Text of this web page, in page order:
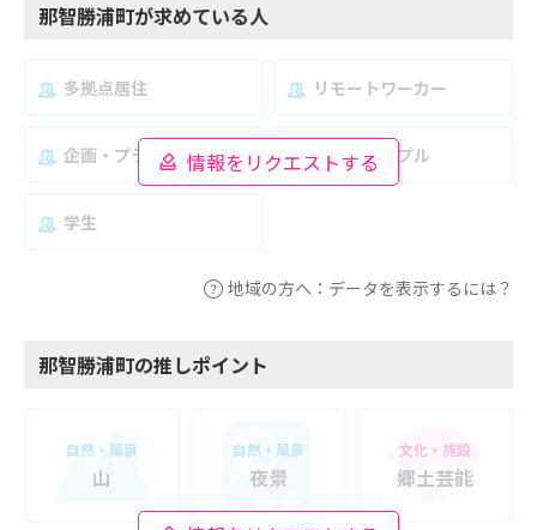
那智勝浦町が求めている人
情報をリクエストする
多拠点居住 リモートワーカー
企画・プランナー 夫婦・カップル
学生
地域の方へ：データを表示するには？
那智勝浦町の推しポイント
自然・風景
山
自然・風景
夜景
文化・施設
郷土芸能